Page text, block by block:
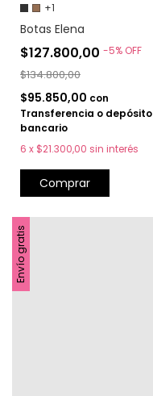
+1
Botas Elena
$127.800,00 -5% OFF
$134.800,00
$95.850,00 con
Transferencia o depósito
bancario
6 x $21.300,00 sin interés
Comprar
Envío gratis